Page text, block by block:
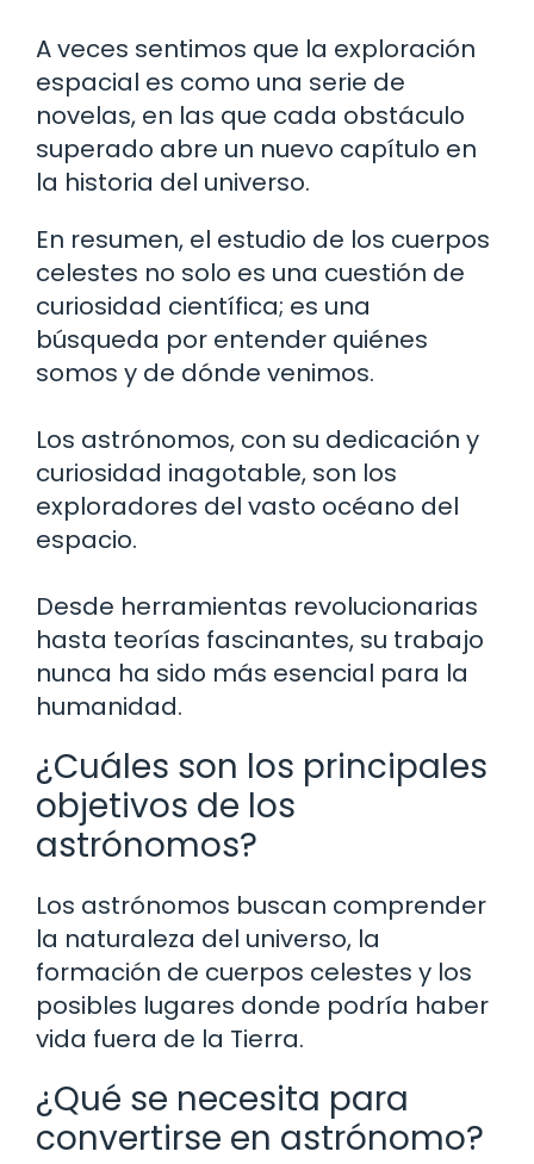
A veces sentimos que la exploración
espacial es como una serie de
novelas, en las que cada obstáculo
superado abre un nuevo capítulo en
la historia del universo.
En resumen, el estudio de los cuerpos
celestes no solo es una cuestión de
curiosidad científica; es una
búsqueda por entender quiénes
somos y de dónde venimos.
Los astrónomos, con su dedicación y
curiosidad inagotable, son los
exploradores del vasto océano del
espacio.
Desde herramientas revolucionarias
hasta teorías fascinantes, su trabajo
nunca ha sido más esencial para la
humanidad.
¿Cuáles son los principales
objetivos de los
astrónomos?
Los astrónomos buscan comprender
la naturaleza del universo, la
formación de cuerpos celestes y los
posibles lugares donde podría haber
vida fuera de la Tierra.
¿Qué se necesita para
convertirse en astrónomo?